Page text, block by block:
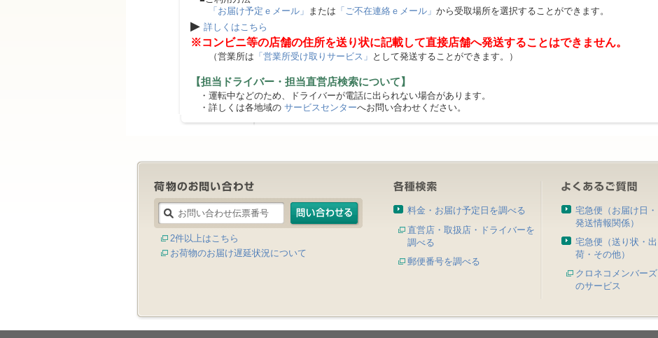
「お届け予定ｅメール」 または 「ご不在連絡ｅメール」 から受取場所を選択することができます。
▶ 詳しくはこちら
※コンビニ等の店舗の住所を送り状に記載して直接店舗へ発送することはできません。
（営業所は 「営業所受け取りサービス」 として発送することができます。）
【担当ドライバー・担当直営店検索について】
・運転中などのため、ドライバーが電話に出られない場合があります。
・詳しくは各地域の サービスセンターへお問い合わせください。
2件以上はこちら
お荷物のお届け遅延状況について
料金・お届け予定日を調べる
直営店・取扱店・ドライバーを
調べる
郵便番号を調べる
宅急便（お届け日・
発送情報関係）
宅急便（送り状・出
荷・その他）
クロネコメンバーズ
のサービス